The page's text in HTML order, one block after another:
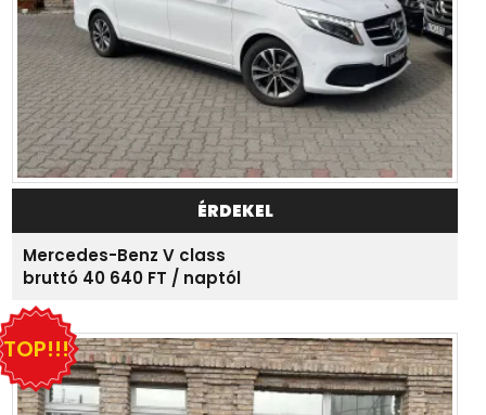
ÉRDEKEL
Mercedes-Benz V class
bruttó 40 640 FT / naptól
TOP!!!